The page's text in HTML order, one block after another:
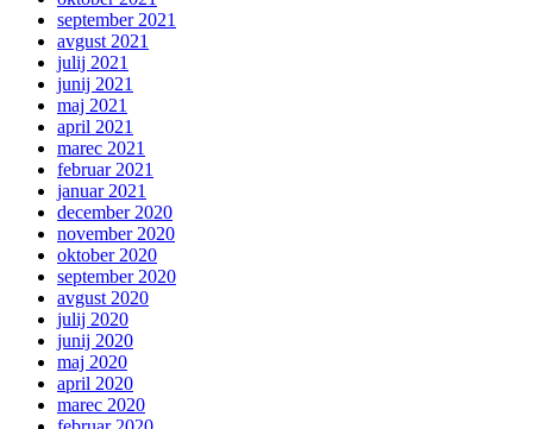
september 2021
avgust 2021
julij 2021
junij 2021
maj 2021
april 2021
marec 2021
februar 2021
januar 2021
december 2020
november 2020
oktober 2020
september 2020
avgust 2020
julij 2020
junij 2020
maj 2020
april 2020
marec 2020